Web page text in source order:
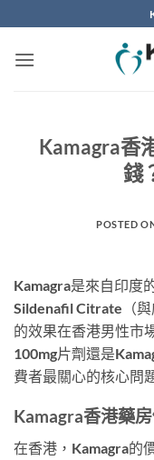
to
content
Kamagra香
錢
POSTED
Kamagra是來自印度
Sildenafil Citrate（
的效果在香港男性市
100mg片劑還是
費者最關心的核心問
Kamagra香港藥
在香港，Kamagra的